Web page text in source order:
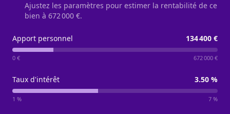
Ajustez les paramètres pour estimer la rentabilité de ce
bien à 672 000 €.
Apport personnel 134 400 €
0 € 672 000 €
Taux d'intérêt 3.50 %
1 % 7 %